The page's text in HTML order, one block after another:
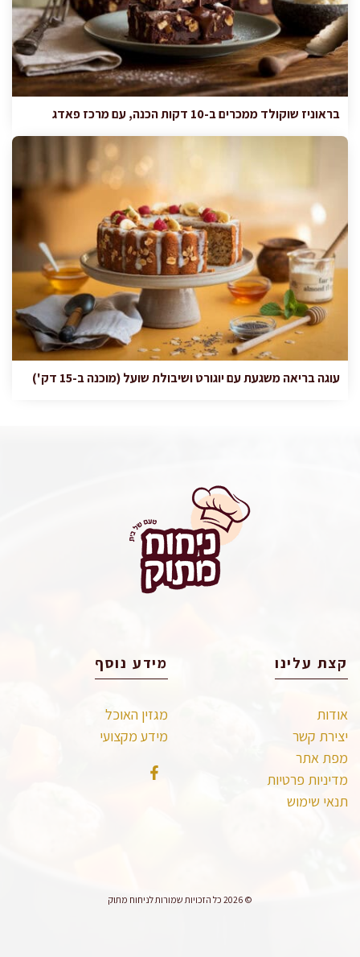
בראוניז שוקולד ממכרים ב-10 דקות הכנה, עם מרכז פאדג
עוגה בריאה משגעת עם יוגורט ושיבולת שועל (מוכנה ב-15 דק')
קצת עלינו
אודות
יצירת קשר
מפת אתר
מדיניות פרטיות
תנאי שימוש
מידע נוסף
מגזין האוכל
מידע מקצועי
© 2026 כל הזכויות שמורות לניחוח מתוק